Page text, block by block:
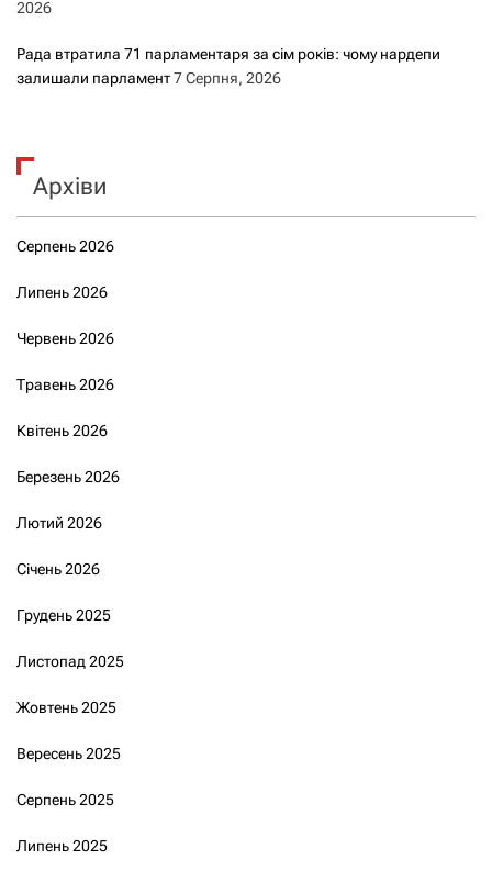
2026
Рада втратила 71 парламентаря за сім років: чому нардепи
залишали парламент7 Серпня, 2026
Архіви
Серпень 2026
Липень 2026
Червень 2026
Травень 2026
Квітень 2026
Березень 2026
Лютий 2026
Січень 2026
Грудень 2025
Листопад 2025
Жовтень 2025
Вересень 2025
Серпень 2025
Липень 2025